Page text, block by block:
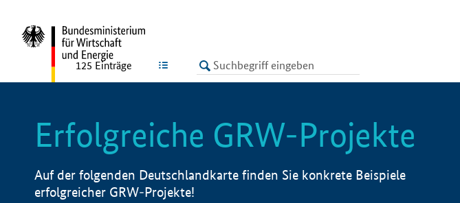
LISTE
125 Einträge
Erfolgreiche GRW-Projekte
Auf der folgenden Deutschlandkarte finden Sie konkrete Beispiele
erfolgreicher GRW-Projekte!